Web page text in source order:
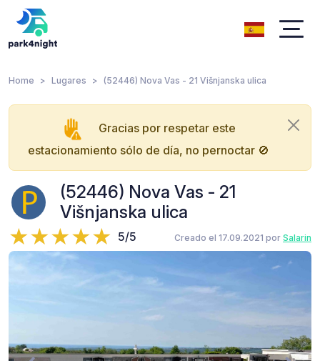
Home Lugares (52446) Nova Vas - 21 Višnjanska ulica
Gracias por respetar este
estacionamiento sólo de día, no pernoctar 🚫
(52446) Nova Vas - 21
Višnjanska ulica
5/5 Creado el 17.09.2021 por Salarin